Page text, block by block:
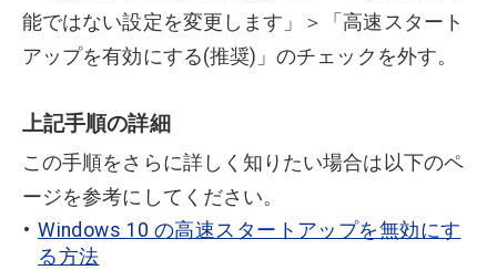
能ではない設定を変更します」＞「高速スタート
アップを有効にする(推奨)」のチェックを外す。
上記手順の詳細
この手順をさらに詳しく知りたい場合は以下のペ
ージを参考にしてください。
Windows 10 の高速スタートアップを無効にす
る方法